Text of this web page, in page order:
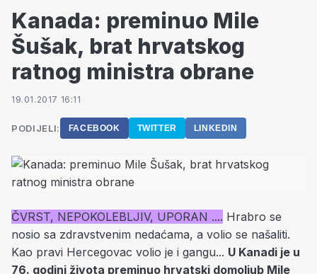
Kanada: preminuo Mile
Šušak, brat hrvatskog
ratnog ministra obrane
19.01.2017 16:11
PODIJELI: FACEBOOK TWITTER LINKEDIN
ČVRST, NEPOKOLEBLJIV, UPORAN .... Hrabro se
nosio sa zdravstvenim nedaćama, a volio se našaliti.
Kao pravi Hercegovac volio je i gangu... U Kanadi je u
76. godini života preminuo hrvatski domoljub Mile